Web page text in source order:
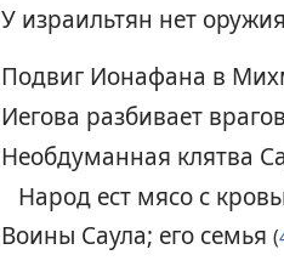
У израильтян нет оружия
Подвиг Ионафана в
Иегова разбивает
Необдуманная клятва
Народ ест мясо с
Воины Саула; его семья (